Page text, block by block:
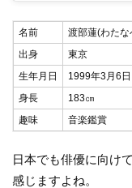
名前
渡部蓮(わたな
出身
東京
生年月日
1999年3月6日
身長
183㎝
趣味
音楽鑑賞
日本でも俳優に向け
感じますよね。